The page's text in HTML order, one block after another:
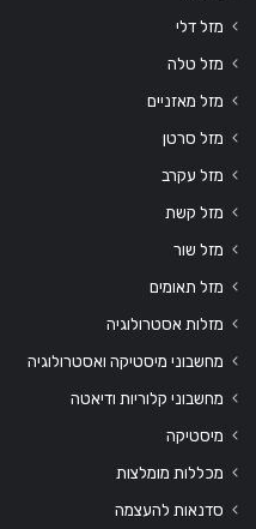
מזל דלי
מזל טלה
מזל מאזניים
מזל סרטן
מזל עקרב
מזל קשת
מזל שור
מזל תאומים
מזלות אסטרולוגיה
מחשבוני מיסטיקה ואסטרולוגיה
מחשבוני קלוריות ודיאטה
מיסטיקה
מכללות מומלצות
סדנאות להעצמה